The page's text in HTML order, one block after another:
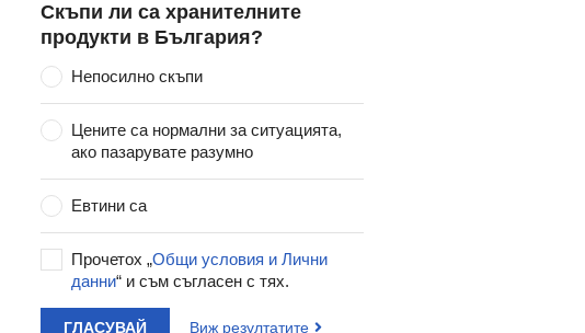
Скъпи ли са хранителните
продукти в България?
Непосилно скъпи
Цените са нормални за ситуацията,
ако пазарувате разумно
Евтини са
Прочетох „Общи условия и Лични
данни“ и съм съгласен с тях.
ГЛАСУВАЙ Виж резултатите